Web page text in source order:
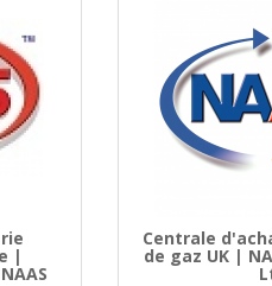
|
Centrale
de gaz UK |